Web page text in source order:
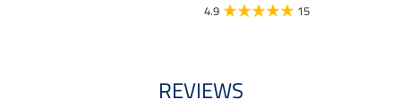
4.9 15
REVIEWS